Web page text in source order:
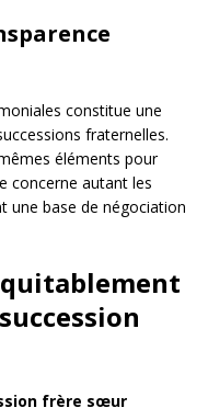
constitue une
fraternelles.
éléments pour
concerne autant les
une base de négociation
frère sœur